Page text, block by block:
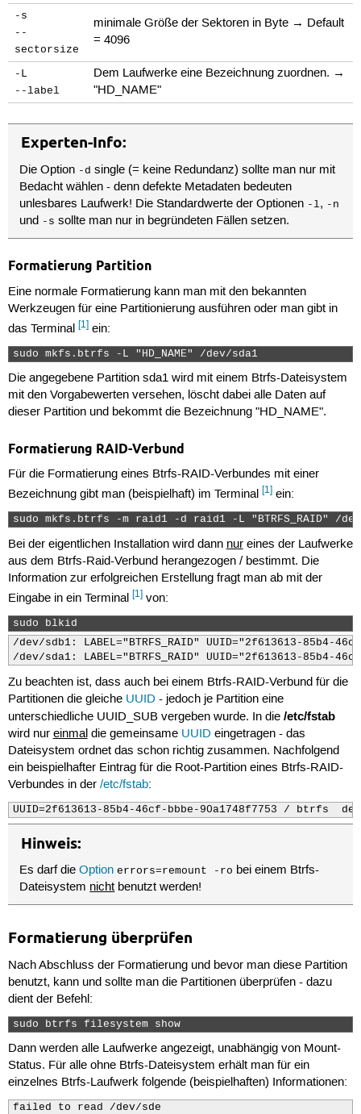
-s
--
sectorsize
minimale Größe der Sektoren in Byte → Default
= 4096
-L
--label
Dem Laufwerke eine Bezeichnung zuordnen. →
"HD_NAME"
Experten-Info:
Die Option -d single (= keine Redundanz) sollte man nur mit
Bedacht wählen - denn defekte Metadaten bedeuten
unlesbares Laufwerk! Die Standardwerte der Optionen -l, -n
und -s sollte man nur in begründeten Fällen setzen.
Formatierung Partition
Eine normale Formatierung kann man mit den bekannten
Werkzeugen für eine Partitionierung ausführen oder man gibt in
das Terminal [1]ein:
sudo mkfs.btrfs -L "HD_NAME" /dev/sda1
Die angegebene Partition sda1 wird mit einem Btrfs-Dateisystem
mit den Vorgabewerten versehen, löscht dabei alle Daten auf
dieser Partition und bekommt die Bezeichnung "HD_NAME".
Formatierung RAID-Verbund
Für die Formatierung eines Btrfs-RAID-Verbundes mit einer
Bezeichnung gibt man (beispielhaft) im Terminal [1]ein:
sudo mkfs.btrfs -m raid1 -d raid1 -L "BTRFS_RAID" /
Bei der eigentlichen Installation wird dann nureines der Laufwerke
aus dem Btrfs-Raid-Verbund herangezogen / bestimmt. Die
Information zur erfolgreichen Erstellung fragt man ab mit der
Eingabe in ein Terminal [1]von:
sudo blkid
/dev/sdb1: LABEL="BTRFS_RAID" UUID="2f613613-85b4-
/dev/sda1: LABEL="BTRFS_RAID" UUID="2f613613-85b4-
Zu beachten ist, dass auch bei einem Btrfs-RAID-Verbund für die
Partitionen die gleiche UUID - jedoch je Partition eine
unterschiedliche UUID_SUB vergeben wurde. In die /etc/fstab
wird nur einmaldie gemeinsame UUID eingetragen - das
Dateisystem ordnet das schon richtig zusammen. Nachfolgend
ein beispielhafter Eintrag für die Root-Partition eines Btrfs-RAID-
Verbundes in der /etc/fstab:
Hinweis:
Es darf dieOption errors=remount -ro bei einem Btrfs-
Dateisystem nicht benutzt werden!
Formatierung überprüfen
Nach Abschluss der Formatierung und bevor man diese Partition
benutzt, kann und sollte man die Partitionen überprüfen - dazu
dient der Befehl:
sudo btrfs filesystem show
Dann werden alle Laufwerke angezeigt, unabhängig von Mount-
Status. Für alle ohne Btrfs-Dateisystem erhält man für ein
einzelnes Btrfs-Laufwerk folgende (beispielhaften) Informationen:
failed to read /dev/sde